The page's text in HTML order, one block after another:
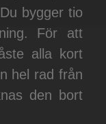
bygger tio
För att
alla kort
hel rad från
den bort